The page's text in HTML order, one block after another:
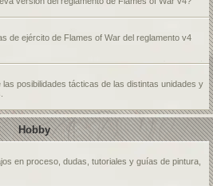
de ejército de Flames of War del reglamento v4
posibilidades tácticas de las distintas unidades y
Hobby
en proceso, dudas, tutoriales y guías de pintura,